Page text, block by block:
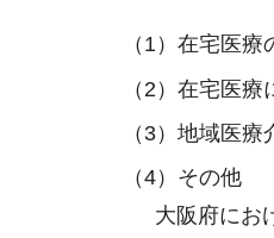
（1）在宅医
（2）在宅医
（3）地域医
（4）その他
大阪府にお